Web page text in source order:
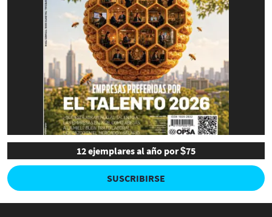
12 ejemplares al año por $75
SUSCRIBIRSE